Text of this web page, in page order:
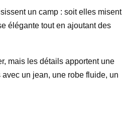
un camp : soit elles misent
élégante tout en ajoutant des
mais les détails apportent une
un jean, une robe fluide, un